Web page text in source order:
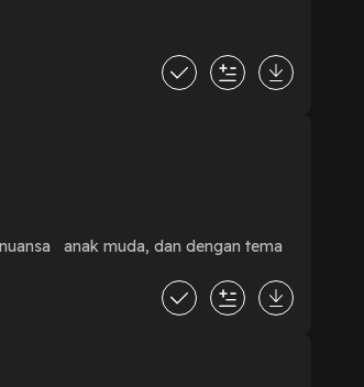
anak muda, dan dengan tema